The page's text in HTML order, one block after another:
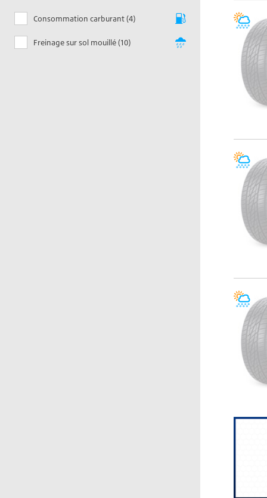
Consommation carburant (4)
Freinage sur sol mouillé (10)